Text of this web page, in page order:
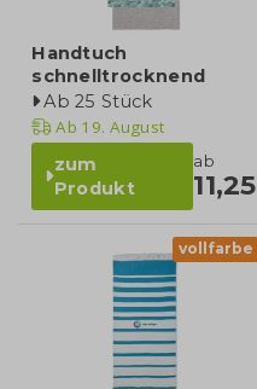
Handtuch
schnelltrocknend
Ab 25 Stück
Ab 19. August
zum
Produkt
ab
11,25
vollfarbe